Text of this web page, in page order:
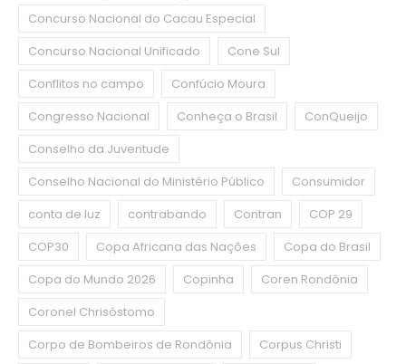
Concurso Nacional do Cacau Especial
Concurso Nacional Unificado
Cone Sul
Conflitos no campo
Confúcio Moura
Congresso Nacional
Conheça o Brasil
ConQueijo
Conselho da Juventude
Conselho Nacional do Ministério Público
Consumidor
conta de luz
contrabando Contran
COP 29
COP30
Copa Africana das Nações
Copa do Brasil
Copa do Mundo 2026
Copinha
Coren Rondônia
Coronel Chrisóstomo
Corpo de Bombeiros de Rondônia
Corpus Christi